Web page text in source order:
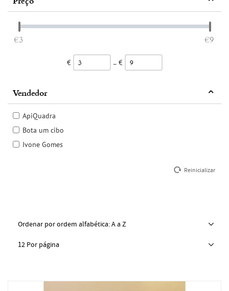
€ – €
‎€3 ‎€9
Vendedor
ApiQuadra
Bota um cibo
Ivone Gomes
Reinicializar
Ordenar por ordem alfabética: A a Z
12 Por página